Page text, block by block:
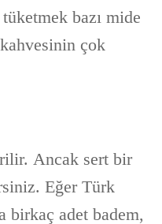
bazı mide
çok
Ancak sert bir
Eğer Türk
birkaç adet badem,